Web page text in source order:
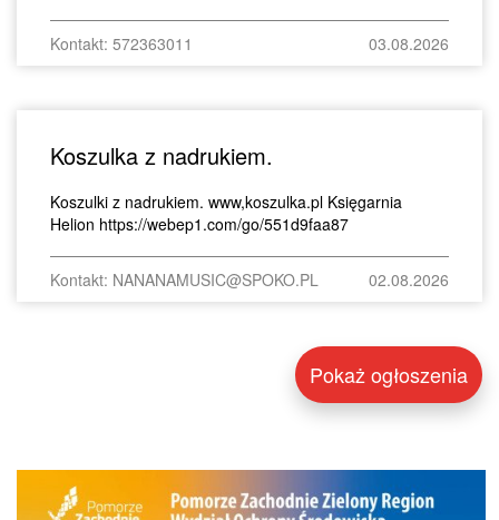
Kontakt: 572363011 03.08.2026
Koszulka z nadrukiem.
Koszulki z nadrukiem. www,koszulka.pl Księgarnia
Helion https://webep1.com/go/551d9faa87
Kontakt: NANANAMUSIC@SPOKO.PL 02.08.2026
Pokaż ogłoszenia